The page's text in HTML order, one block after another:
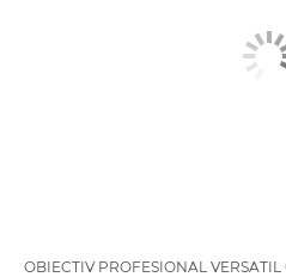
OBIECTIV PROFESIONAL